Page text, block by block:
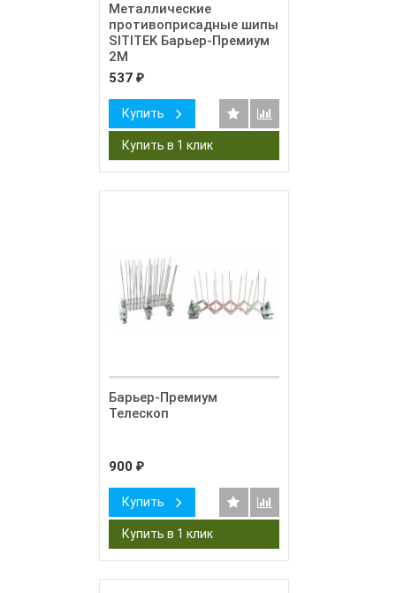
Металлические
противоприсадные шипы
SITITEK Барьер-Премиум
2М
537 ₽
Купить
Барьер-Премиум
Телескоп
900 ₽
Купить